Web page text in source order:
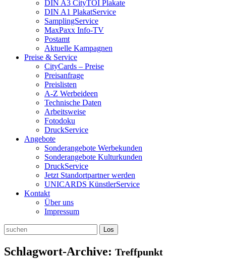
DIN A3 CityTOI Plakate
DIN A1 PlakatService
SamplingService
MaxPaxx Info-TV
Postamt
Aktuelle Kampagnen
Preise & Service
CityCards – Preise
Preisanfrage
Preislisten
A-Z Werbeideen
Technische Daten
Arbeitsweise
Fotodoku
DruckService
Angebote
Sonderangebote Werbekunden
Sonderangebote Kulturkunden
DruckService
Jetzt Standortpartner werden
UNICARDS KünstlerService
Kontakt
Über uns
Impressum
Schlagwort-Archive: Treffpunkt